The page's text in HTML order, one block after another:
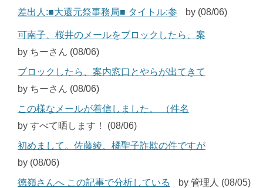
差出人:■大還元祭事務局■ タイトル:参 by (08/06)
可南子、桜井のメールをブロックしたら、案
by ちーさん (08/06)
ブロックしたら、案内窓口とやらが出てきて
by ちーさん (08/06)
この様なメールが着信しました。 （件名
by すべて晒します！ (08/06)
初めまして。佐藤綾、橘聖子詐欺の件ですが
by (08/06)
徳嶺さんへ この記事で分析している
by 管理人 (08/05)